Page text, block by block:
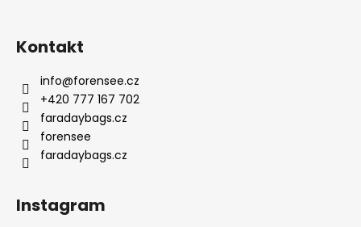
Kontakt
info@forensee.cz
+420 777 167 702
faradaybags.cz
forensee
faradaybags.cz
Instagram